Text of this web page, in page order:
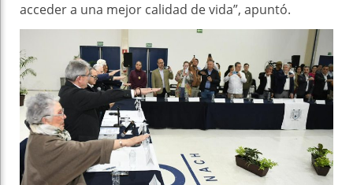
acceder a una mejor calidad de vida”, apuntó.